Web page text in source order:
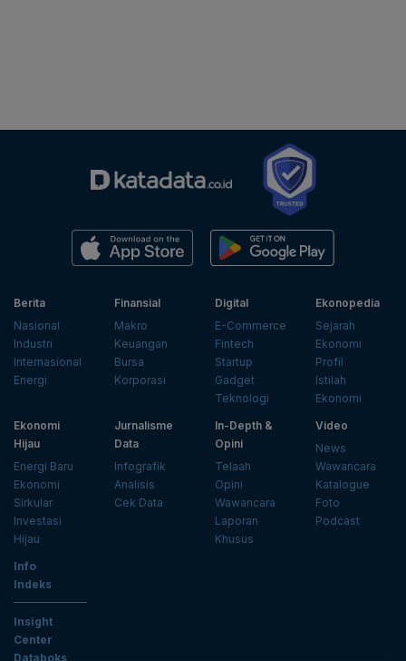
Berita
Nasional
Industri
Internasional
Energi
Finansial
Makro
Keuangan
Bursa
Korporasi
Digital
E-Commerce
Fintech
Startup
Gadget
Teknologi
Ekonopedia
Sejarah
Ekonomi
Profil
Istilah
Ekonomi
Ekonomi
Hijau
Energi Baru
Ekonomi
Sirkular
Investasi
Hijau
Jurnalisme
Data
Infografik
Analisis
Cek Data
In-Depth &
Opini
Telaah
Opini
Wawancara
Laporan
Khusus
Video
News
Wawancara
Katalogue
Foto
Podcast
Info
Indeks
Insight
Center
Databoks